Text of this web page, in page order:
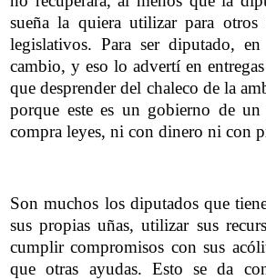
sueña la quiera utilizar para otros
legislativos. Para ser diputado,
cambio, y eso lo advertí en
que desprender del chaleco de la
porque este es un gobierno de un
compra leyes, ni con dinero ni con
Son muchos los diputados que
sus propias uñas, utilizar sus
cumplir compromisos con sus
que otras ayudas. Esto se da